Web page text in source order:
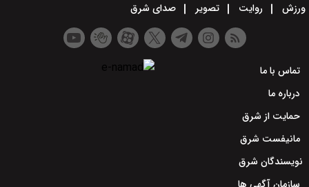
ورزش
روایت تصویر صدای شرق
تماس با ما
درباره ما
حمایت از شرق
مانیفست شرق
نویسندگان شرق